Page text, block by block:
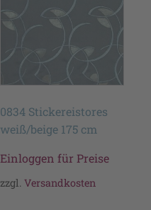
0834 Stickereistores
weiß/beige 175 cm
Einloggen für Preise
zzgl.Versandkosten